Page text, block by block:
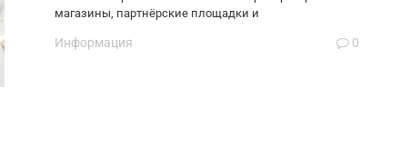
магазины, партнёрские площадки и
Информация 0